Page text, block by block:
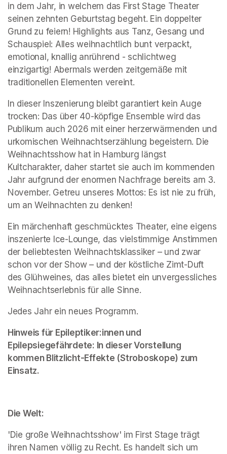
in dem Jahr, in welchem das First Stage Theater
seinen zehnten Geburtstag begeht. Ein doppelter
Grund zu feiern! Highlights aus Tanz, Gesang und
Schauspiel: Alles weihnachtlich bunt verpackt,
emotional, knallig anrührend - schlichtweg
einzigartig! Abermals werden zeitgemäße mit
traditionellen Elementen vereint.
In dieser Inszenierung bleibt garantiert kein Auge
trocken: Das über 40-köpfige Ensemble wird das
Publikum auch 2026 mit einer herzerwärmenden und
urkomischen Weihnachtserzählung begeistern. Die
Weihnachtsshow hat in Hamburg längst
Kultcharakter, daher startet sie auch im kommenden
Jahr aufgrund der enormen Nachfrage bereits am 3.
November. Getreu unseres Mottos: Es ist nie zu früh,
um an Weihnachten zu denken!
Ein märchenhaft geschmücktes Theater, eine eigens
inszenierte Ice-Lounge, das vielstimmige Anstimmen
der beliebtesten Weihnachtsklassiker – und zwar
schon vor der Show – und der köstliche Zimt-Duft
des Glühweines, das alles bietet ein unvergessliches
Weihnachtserlebnis für alle Sinne.
Jedes Jahr ein neues Programm.
Hinweis für Epileptiker:innen und
Epilepsiegefährdete: In dieser Vorstellung
kommen Blitzlicht-Effekte (Stroboskope) zum
Einsatz.
Die Welt:
'Die große Weihnachtsshow' im First Stage trägt
ihren Namen völlig zu Recht. Es handelt sich um